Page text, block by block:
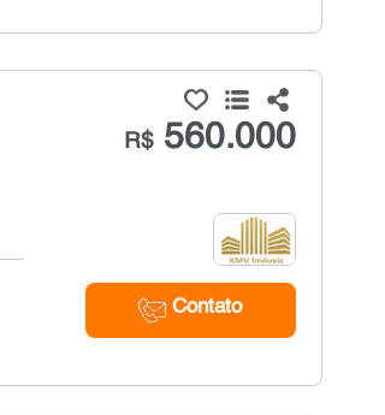
R$560.000
Contato